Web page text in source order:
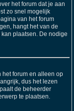
het forum dat je aan
zo snel mogelijk
van het forum
hangt het van de
plaatsen. De nodige
forum en alleen op
dus het lezen
de beheerder
te plaatsen.